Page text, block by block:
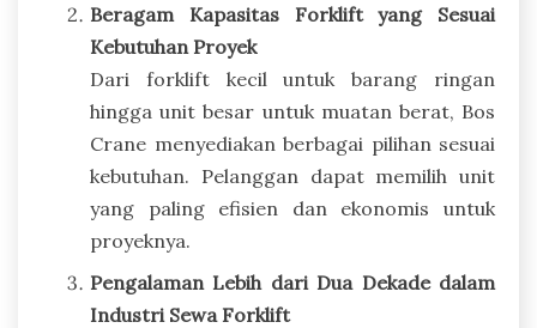
Beragam Kapasitas Forklift yang Sesuai
Kebutuhan Proyek
Dari forklift kecil untuk barang ringan
hingga unit besar untuk muatan berat, Bos
Crane menyediakan berbagai pilihan sesuai
kebutuhan. Pelanggan dapat memilih unit
yang paling efisien dan ekonomis untuk
proyeknya.
Pengalaman Lebih dari Dua Dekade dalam
Industri Sewa Forklift